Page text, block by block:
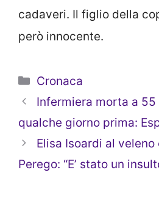
cadaveri. Il figlio della
però innocente.
Categorie
Cronaca
Infermiera morta a
qualche giorno prima:
Elisa Isoardi al veleno
Perego: “E’ stato un